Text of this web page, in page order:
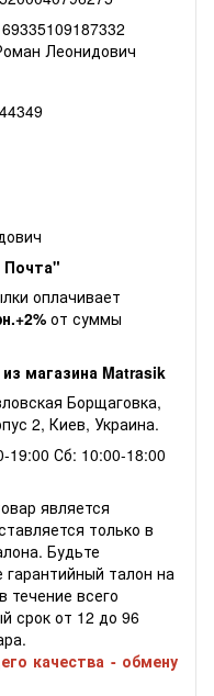
Леонидович
оплачивает
от суммы
магазина Matrasik
Борщаговка,
2, Киев, Украина.
19:00 Сб: 10:00-18:00
является
только в
Будьте
талон на
течение всего
срок от 12 до 96
качества - обмену